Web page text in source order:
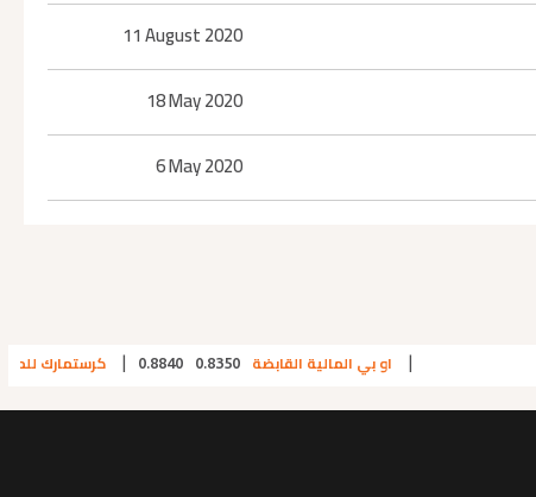
11 August 2020
18 May 2020
6 May 2020
او بي المالية القابضة 0.8840 0.8350 كرستمارك للمقاولات |